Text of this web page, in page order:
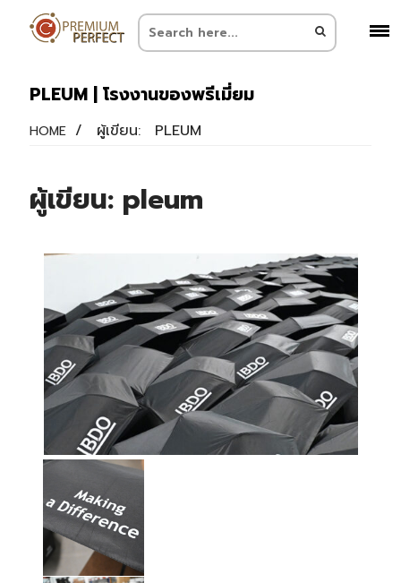
PLEUM | โรงงานของพรีเมี่ยม
HOME / ผู้เขียน: PLEUM
ผู้เขียน: pleum